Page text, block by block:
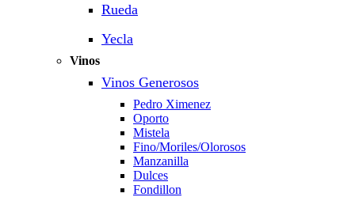
Rueda
Yecla
Vinos
Vinos Generosos
Pedro Ximenez
Oporto
Mistela
Fino/Moriles/Olorosos
Manzanilla
Dulces
Fondillon